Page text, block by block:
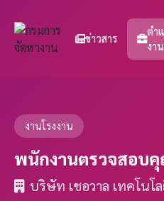
ข่าวสาร
ตำ
งาน
งานโรงงาน
พนักงานตรวจสอบ
บริษัท เชอวาล เทคโนโ